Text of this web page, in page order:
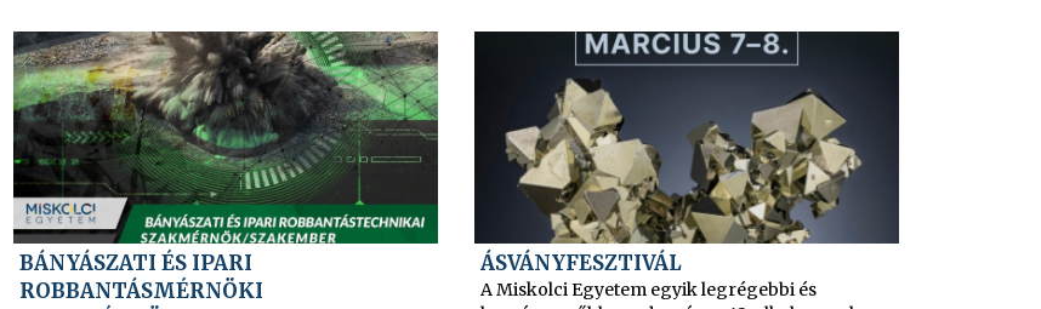
BÁNYÁSZATI ÉS IPARI
ROBBANTÁSMÉRNÖKI
ÁSVÁNYFESZTIVÁL
A Miskolci Egyetem egyik legrégebbi és